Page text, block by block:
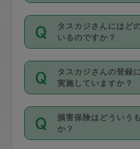
なお、タスカジさ
金のご請求と合わ
動計算で表示され
（例：毎週定期の
ンセルが有償（
は２回以上のキャ
・ＡＭ ９時～１
・ＰＭ １３時～１
・夜 １８時～２
開始時間を２時間前
能です。依頼送信
んにメッセージを
い。ただし、２時間
掃除、整理収納、
作り置きです。タ
きる仕事の範囲が
する前にタスカジ
確認してください。
基本的に、高所で
外での作業は対象
タスカジさんにはど
いるのですか？
主婦として長年の
方、栄養士・調理師
育園や学校の給食
係の専門職に従事
すでにハウスキーパ
てお仕事をしてい
タスカジさんの登録
実施していますか？
応募の際に、各自
を行っています。そ
写真提出をしてい
損害保険はどういう
か？